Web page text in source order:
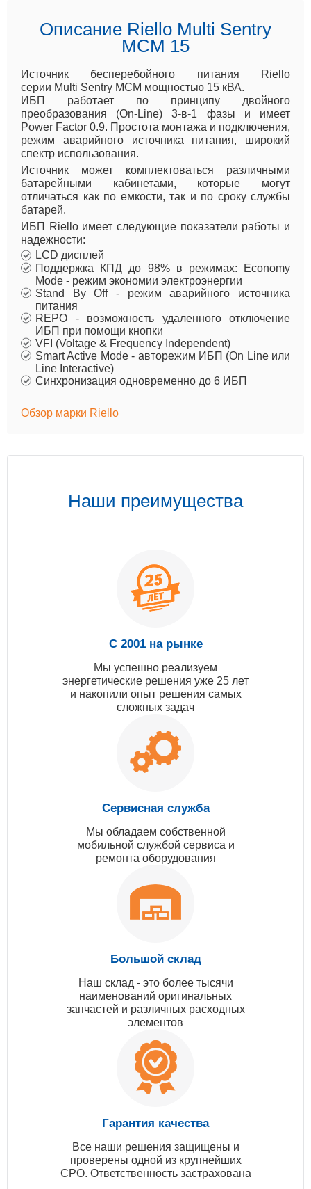
Описание Riello Multi Sentry
MCM 15
Источник бесперебойного питания Riello
серии Multi Sentry MCM мощностью 15 кВА.
ИБП работает по принципу двойного
преобразования (On-Line) 3-в-1 фазы и имеет
Power Factor 0.9. Простота монтажа и подключения,
режим аварийного источника питания, широкий
спектр использования.
Источник может комплектоваться различными
батарейными кабинетами, которые могут
отличаться как по емкости, так и по сроку службы
батарей.
ИБП Riello имеет следующие показатели работы и
надежности:
LCD дисплей
Поддержка КПД до 98% в режимах: Economy
Mode - режим экономии электроэнергии
Stand By Off - режим аварийного источника
питания
REPO - возможность удаленного отключение
ИБП при помощи кнопки
VFI (Voltage & Frequency Independent)
Smart Active Mode - авторежим ИБП (On Line или
Line Interactive)
Синхронизация одновременно до 6 ИБП
Обзор марки Riello
Наши преимущества
С 2001 на рынке
Мы успешно реализуем
энергетические решения уже 25 лет
и накопили опыт решения самых
сложных задач
Сервисная служба
Мы обладаем собственной
мобильной службой сервиса и
ремонта оборудования
Большой склад
Наш склад - это более тысячи
наименований оригинальных
запчастей и различных расходных
элементов
Гарантия качества
Все наши решения защищены и
проверены одной из крупнейших
СРО. Ответственность застрахована